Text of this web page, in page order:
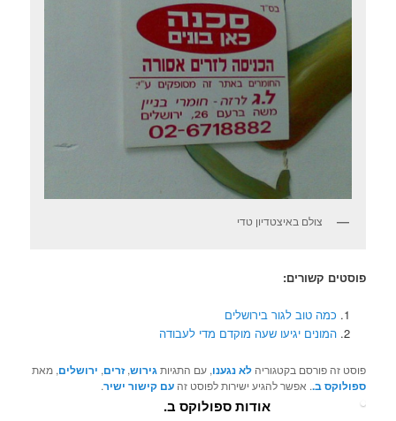
צולם באיצטדיון טדי
פוסטים קשורים:
כמה טוב לגור בירושלים
המונים יגיעו שעה מוקדם מדי לעבודה
פוסט זה פורסם בקטגוריהלא נגענו, עם התגיות גירוש,זרים, ירושלים, מאת
ספולוקס ב.. אפשר להגיע ישירות לפוסט זהעם קישור ישיר.
אודות ספולוקס ב.